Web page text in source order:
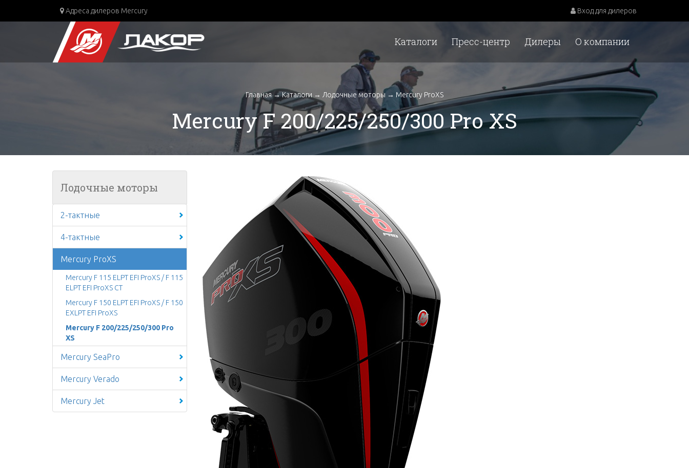
Адреса дилеров Mercury Вход для дилеров
О компании
Дилеры
Пресс-центр
Каталоги
Главная→Каталоги → Лодочные моторы → Mercury ProXS
Mercury F 200/225/250/300 Pro XS
Лодочные моторы
2-тактные
4-тактные
Mercury ProXS
Mercury F 115 ELPT EFI ProXS / F 115
ELPT EFI ProXS CT
Mercury F 150 ELPT EFI ProXS / F 150
EXLPT EFI ProXS
Mercury F 200/225/250/300 Pro
XS
Mercury SeaPro
Mercury Verado
Mercury Jet